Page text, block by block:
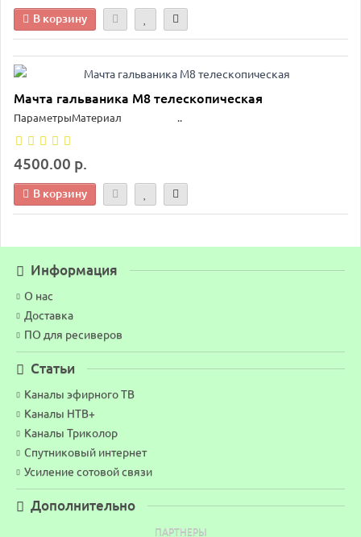
В корзину
Мачта гальваника М8 телескопическая
ПараметрыМатериал ..
4500.00 р.
В корзину
Информация
О нас
Доставка
ПО для ресиверов
Статьи
Каналы эфирного ТВ
Каналы НТВ+
Каналы Триколор
Спутниковый интернет
Усиление сотовой связи
Дополнительно
ПАРТНЕРЫ